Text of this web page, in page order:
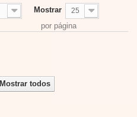
Mostrar 25
por página
Mostrar todos